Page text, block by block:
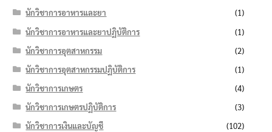
นักวิชาการอาหารและยา
(1)
นักวิชาการอาหารและยาปฏิบัติการ
(1)
นักวิชาการอุตสาหกรรม
(2)
นักวิชาการอุตสาหกรรมปฏิบัติการ
(1)
นักวิชาการเกษตร
(4)
นักวิชาการเกษตรปฏิบัติการ
(3)
นักวิชาการเงินและบัญชี
(102)